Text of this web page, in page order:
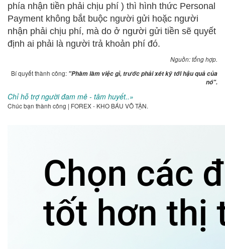
phía nhận tiền phải chịu phí ) thì hình thức Personal
Payment không bắt buộc người gửi hoặc người
nhận phải chịu phí, mà do ở người gửi tiền sẽ quyết
định ai phải là người trả khoản phí đó.
Nguồn: tổng hợp.
Bí quyết thành công: "Phàm làm việc gì, trước phải xét kỹ tới hậu quả của
nó".
Chỉ hỗ trợ người đam mê - tâm huyết..»
Chúc bạn thành công | FOREX - KHO BÁU VÔ TẬN.